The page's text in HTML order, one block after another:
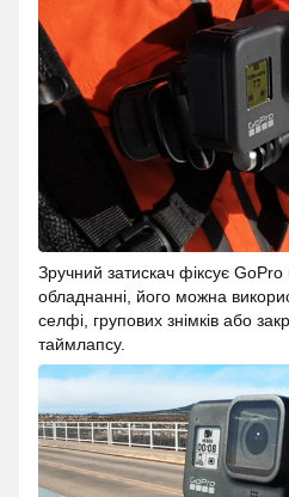
Зручний затискач фіксує
обладнанні, його можна
селфі, групових знімків або
таймлапсу.